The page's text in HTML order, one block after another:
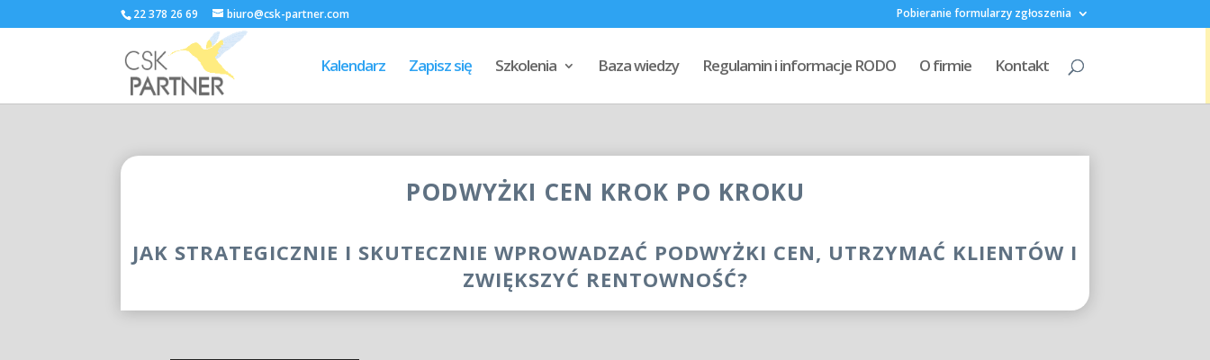
22 378 26 69 biuro@csk-partner.com Pobieranie formularzy zgłoszenia
Kalendarz Zapisz się Szkolenia Baza wiedzy Regulamin i informacje RODO O firmie Kontakt
PODWYŻKI CEN KROK PO KROKU
JAK STRATEGICZNIE I SKUTECZNIE WPROWADZAĆ PODWYŻKI CEN, UTRZYMAĆ KLIENTÓW I
ZWIĘKSZYĆ RENTOWNOŚĆ?